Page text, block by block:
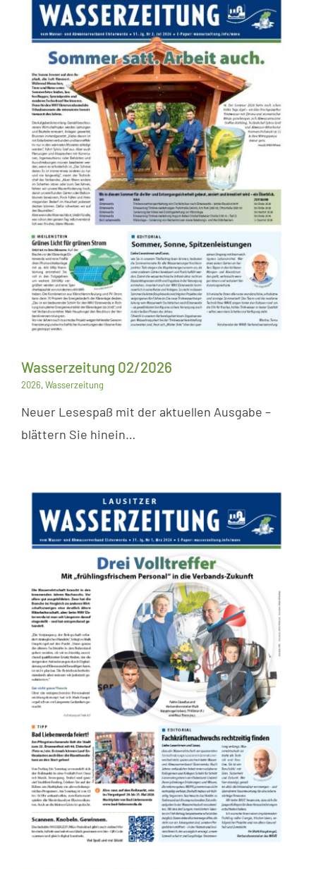
Wissenswertes
Kundenservice
Satzungen
SUCHE
NACH:
Wasserzeitung 02/2026
2026,Wasserzeitung
Neuer Lesespaß mit der aktuellen Ausgabe –
blättern Sie hinein…